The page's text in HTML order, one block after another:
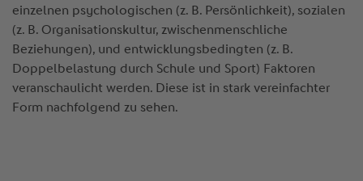
einzelnen psychologischen (z. B. Persönlichkeit), sozialen
(z. B. Organisationskultur, zwischenmenschliche
Beziehungen), und entwicklungsbedingten (z. B.
Doppelbelastung durch Schule und Sport) Faktoren
veranschaulicht werden. Diese ist in stark vereinfachter
Form nachfolgend zu sehen.